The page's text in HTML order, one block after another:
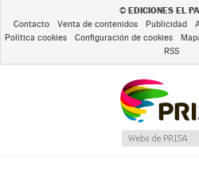
© EDICIONES EL
Contacto Venta de contenidos Publicidad
Política cookies
Configuración de cookies
RSS